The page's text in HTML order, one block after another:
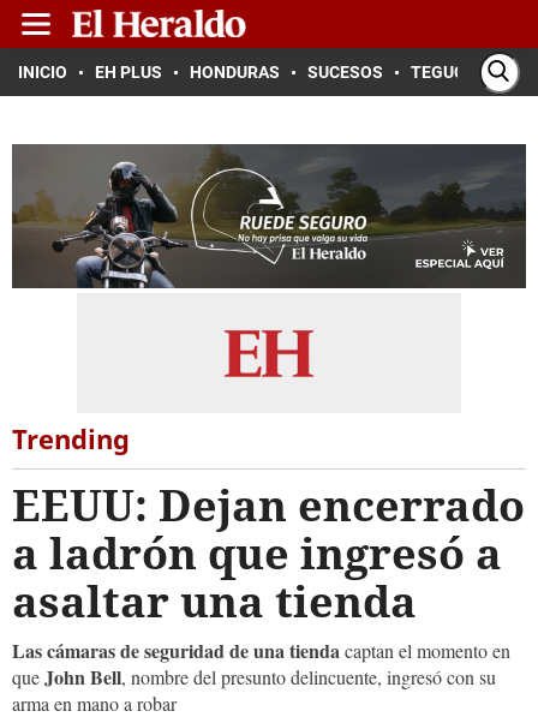
INICIO EH PLUS HONDURAS SUCESOS TEGUCIGALPA
Trending
EEUU: Dejan encerrado
a ladrón que ingresó a
asaltar una tienda
Las cámaras de seguridad de una tiendacaptan el momento en
queJohn Bell, nombre del presunto delincuente, ingresó con su
arma en mano a robar